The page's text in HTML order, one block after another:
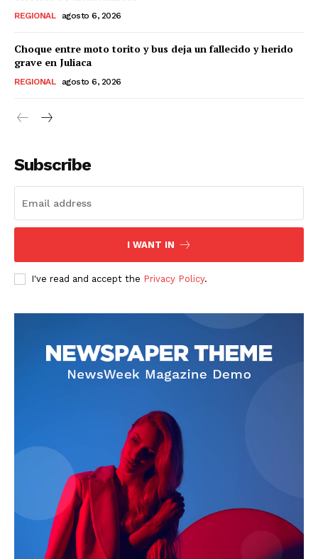
SUSCRIBETE
Nosotros
REGIONAL agosto 6, 2026
Choque entre moto torito y bus deja un fallecido y herido
grave en Juliaca
REGIONAL agosto 6, 2026
Subscribe
I WANT IN
I've read and accept the Privacy Policy.